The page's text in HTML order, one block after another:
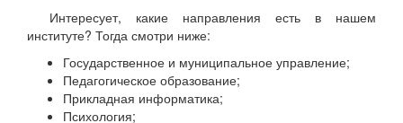
Интересует, какие направления есть в нашем
институте? Тогда смотри ниже:
Государственное и муниципальное управление;
Педагогическое образование;
Прикладная информатика;
Психология;